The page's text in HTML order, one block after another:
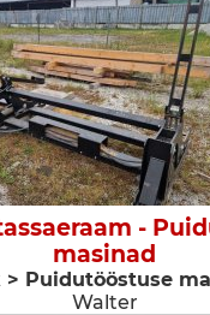
-
masinad
> Puidutööstuse
Walter